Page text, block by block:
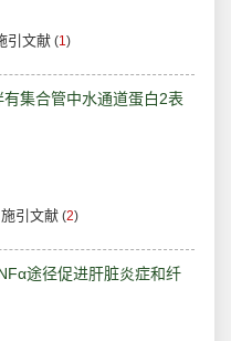
引文献 (1)
集合管中水通道蛋白2表
施引文献 (2)
途径促进肝脏炎症和纤